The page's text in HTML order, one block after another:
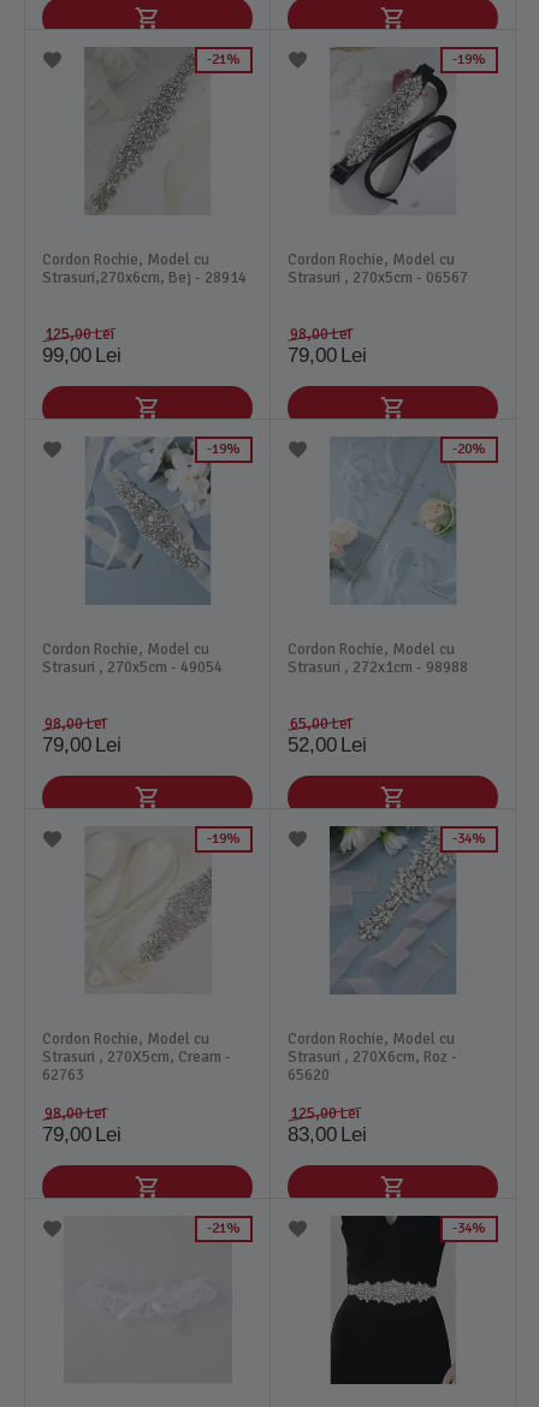
21%
Cordon Rochie, Model cu
Strasuri,270x6cm, Bej - 28914
125,00Lei
99,00 Lei
19%
Cordon Rochie, Model cu
Strasuri , 270x5cm - 06567
98,00Lei
79,00 Lei
19%
Cordon Rochie, Model cu
Strasuri , 270x5cm - 49054
98,00Lei
79,00 Lei
20%
Cordon Rochie, Model cu
Strasuri , 272x1cm - 98988
65,00Lei
52,00 Lei
19%
Cordon Rochie, Model cu
Strasuri , 270X5cm, Cream -
62763
98,00Lei
79,00 Lei
34%
Cordon Rochie, Model cu
Strasuri , 270X6cm, Roz -
65620
125,00Lei
83,00 Lei
21% 34%